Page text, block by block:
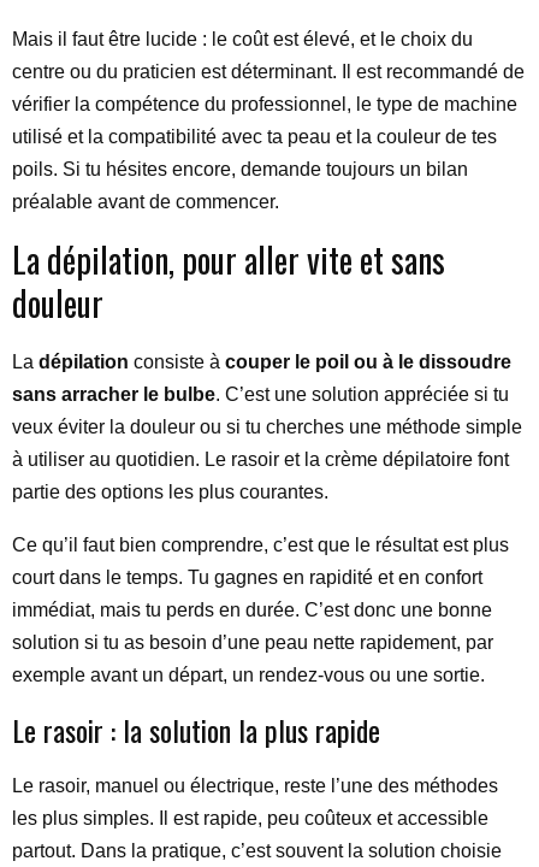
Mais il faut être lucide : le coût est élevé, et le choix du
centre ou du praticien est déterminant. Il est recommandé de
vérifier la compétence du professionnel, le type de machine
utilisé et la compatibilité avec ta peau et la couleur de tes
poils. Si tu hésites encore, demande toujours un bilan
préalable avant de commencer.
La dépilation, pour aller vite et sans
douleur
La dépilation consiste à couper le poil ou à le dissoudre
sans arracher le bulbe. C’est une solution appréciée si tu
veux éviter la douleur ou si tu cherches une méthode simple
à utiliser au quotidien. Le rasoir et la crème dépilatoire font
partie des options les plus courantes.
Ce qu’il faut bien comprendre, c’est que le résultat est plus
court dans le temps. Tu gagnes en rapidité et en confort
immédiat, mais tu perds en durée. C’est donc une bonne
solution si tu as besoin d’une peau nette rapidement, par
exemple avant un départ, un rendez-vous ou une sortie.
Le rasoir : la solution la plus rapide
Le rasoir, manuel ou électrique, reste l’une des méthodes
les plus simples. Il est rapide, peu coûteux et accessible
partout. Dans la pratique, c’est souvent la solution choisie